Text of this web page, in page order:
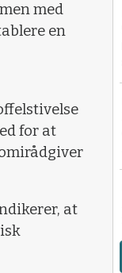
med
en
for at
at